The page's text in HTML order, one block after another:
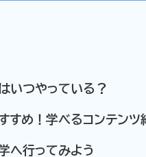
いつやっている？
すめ！学べるコンテンツ
へ行ってみよう